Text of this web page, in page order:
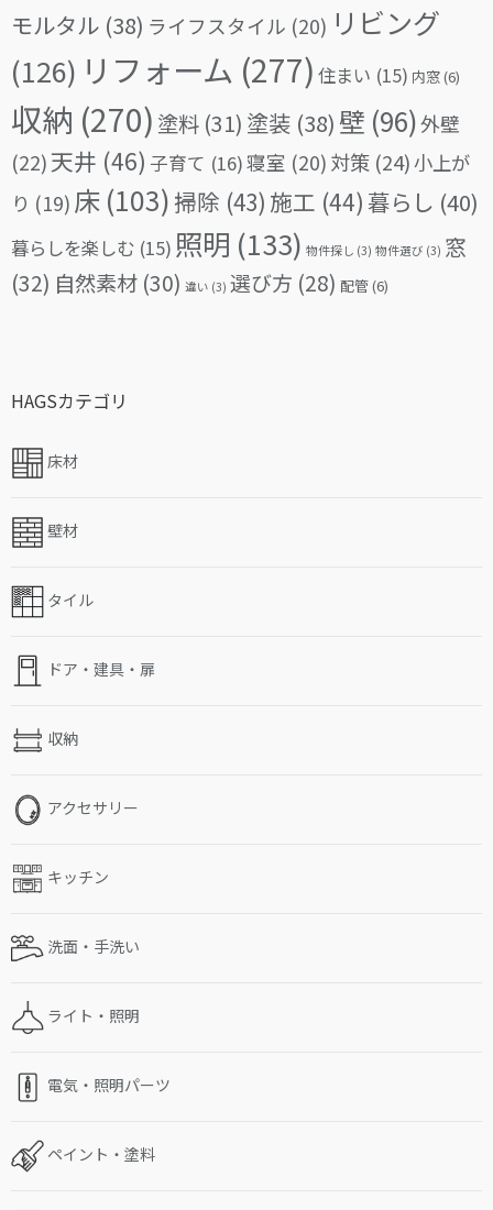
モルタル (38) ライフスタイル (20) リビング
(126) リフォーム (277) 住まい (15) 内窓(6)
収納 (270) 塗料 (31) 塗装 (38) 壁 (96)外壁
(22)天井 (46) 子育て (16)寝室 (20) 対策 (24)小上が
り (19) 床 (103)掃除 (43) 施工 (44) 暮らし (40)
暮らしを楽しむ (15) 照明 (133) 物件探し (3) 物件選び (3) 窓
(32) 自然素材 (30) 違い (3) 選び方 (28) 配管(6)
HAGSカテゴリ
床材
壁材
タイル
ドア・建具・扉
収納
アクセサリー
キッチン
洗面・手洗い
ライト・照明
電気・照明パーツ
ペイント・塗料